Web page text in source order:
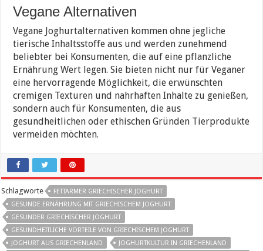
Vegane Alternativen
Vegane Joghurtalternativen kommen ohne jegliche
tierische Inhaltsstoffe aus und werden zunehmend
beliebter bei Konsumenten, die auf eine pflanzliche
Ernährung Wert legen. Sie bieten nicht nur für Veganer
eine hervorragende Möglichkeit, die erwünschten
cremigen Texturen und nahrhaften Inhalte zu genießen,
sondern auch für Konsumenten, die aus
gesundheitlichen oder ethischen Gründen Tierprodukte
vermeiden möchten.
Schlagworte
FETTARMER GRIECHISCHER JOGHURT
GESUNDE ERNÄHRUNG MIT GRIECHISCHEM JOGHURT
GESUNDER GRIECHISCHER JOGHURT
GESUNDHEITLICHE VORTEILE VON GRIECHISCHEM JOGHURT
JOGHURT AUS GRIECHENLAND
JOGHURTKULTUR IN GRIECHENLAND